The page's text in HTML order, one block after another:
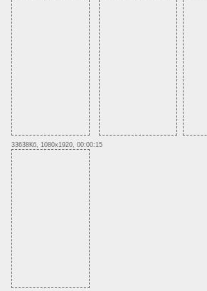
33638Кб, 1080x1920, 00:00:15